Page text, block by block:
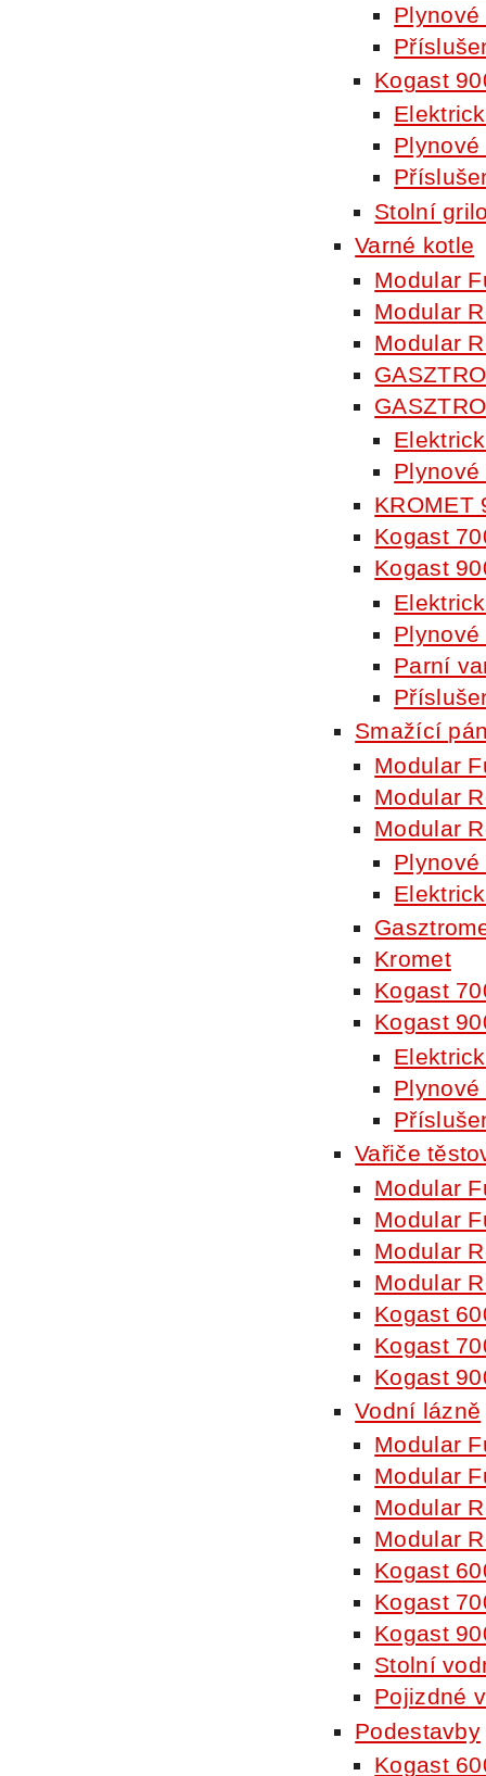
Kogast
Stolní
Varné kotle
Modular
Modular
Modular
Plynové
KROMET
Kogast
Kogast
Parní
Smažící
Modular
Modular
Modular
Kromet
Kogast
Kogast
Vařiče
Modular
Modular
Modular
Modular
Kogast
Kogast
Kogast
Vodní lázně
Modular
Modular
Modular
Modular
Kogast
Kogast
Kogast
Stolní
Pojizdné
Podestavby
Kogast